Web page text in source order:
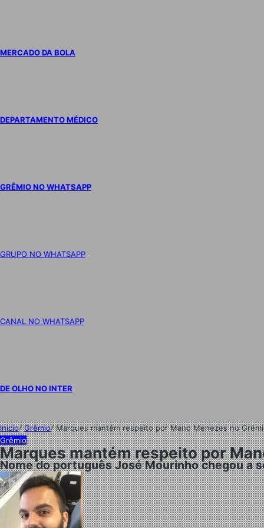
MERCADO DA BOLA
DEPARTAMENTO MÉDICO
GRÊMIO NO WHATSAPP
GRUPO NO WHATSAPP
CANAL NO WHATSAPP
DE OLHO NO INTER
Início/Grêmio/Marques mantém respeito por Mano Menezes no
Grêmio
Marques mantém respeito por
Nome do português José Mourinho chegou a